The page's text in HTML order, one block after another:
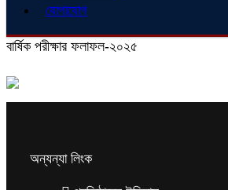
যোগাযোগ
বার্ষিক পরীক্ষার ফলাফল-২০২৫
অন্যন্যা লিংক